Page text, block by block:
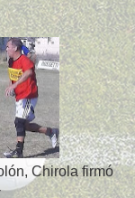
Chirola firmó